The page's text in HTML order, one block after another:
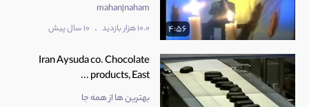
4:56
mahan|naham
10.0 هزار بازدید . 10 سال پیش
Iran Aysuda co. Chocolate
products, East ...
بهترین ها از همه جا